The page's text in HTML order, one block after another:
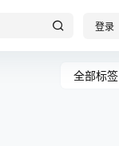
登录
全部标签